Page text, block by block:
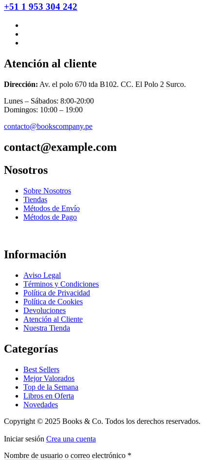
+51 1 953 304 242
Atención al cliente
Dirección: Av. el polo 670 tda B102. CC. El Polo 2 Surco.
Lunes – Sábados: 8:00-20:00
Domingos: 10:00 – 19:00
contacto@bookscompany.pe
contact@example.com
Nosotros
Sobre Nosotros
Tiendas
Métodos de Envío
Métodos de Pago
Información
Aviso Legal
Términos y Condiciones
Política de Privacidad
Política de Cookies
Devoluciones
Atención al Cliente
Nuestra Tienda
Categorías
Best Sellers
Mejor Valorados
Top de la Semana
Libros en Oferta
Novedades
Copyright © 2025 Books & Co. Todos los derechos reservados.
Iniciar sesión Crea una cuenta
Nombre de usuario o correo electrónico *